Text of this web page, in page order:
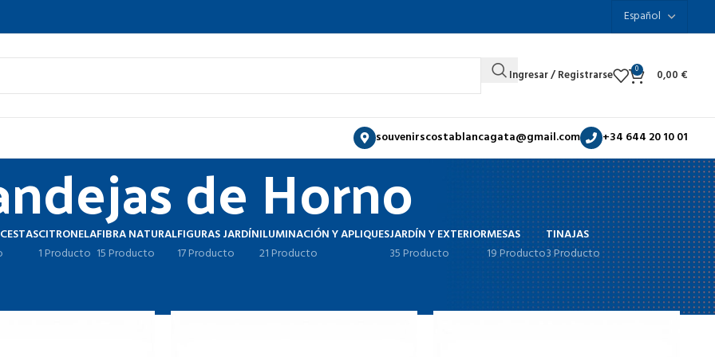
Ingresar / Registrarse 0 0,00 €
souvenirscostablancagata@gmail.com +34 644 20 10 01
de Horno
CITRONELA
1 Producto
FIBRA NATURAL
15 Producto
FIGURAS JARDÍN
17 Producto
ILUMINACIÓN Y APLIQUES
21 Producto
JARDÍN Y EXTERIOR
35 Producto
MESAS
19 Producto
TINAJAS
3 Producto